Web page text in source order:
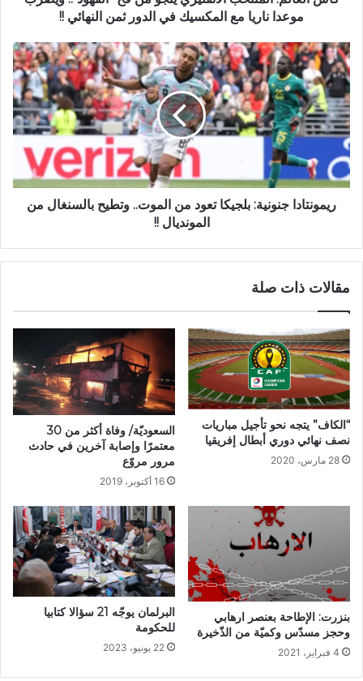
موعدا ناريا مع المكسيك في الدور ثمن النهائي !!
ريمونتادا جنونية: بلجيكا تعود من الموت.. وتطيح بالسنغال من
المونديال !!
مقالات ذات صلة
“الكاف” يتجه نحو تأجيل مباريات
نصف نهائي دوري أبطال إفريقيا
28 مارس، 2020
السعوديّة/ وفاة أكثر من 30
معتمرًا وإصابة آخرين في حادث
مرور مروّع
16 أكتوبر، 2019
بنزرت: الإطاحة بعنصر ارهابي
وحجز مسدّس وكميّة من الذّخيرة
4 فبراير، 2021
البرلمان يوجّه 21 سؤالا كتابيا
للحكومة
22 يونيو، 2023